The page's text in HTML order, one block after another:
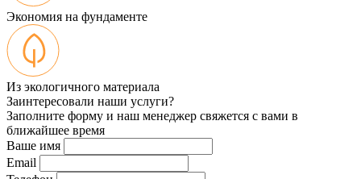
Экономия на фундаменте
Из экологичного материала
Заинтересовали наши услуги?
Заполните форму и наш менеджер свяжется с вами в
ближайшее время
Ваше имя
Email